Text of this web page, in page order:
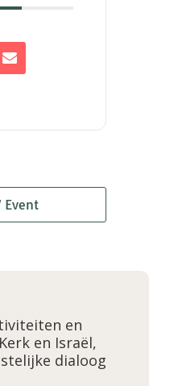
Event
en
en Israël,
dialoog